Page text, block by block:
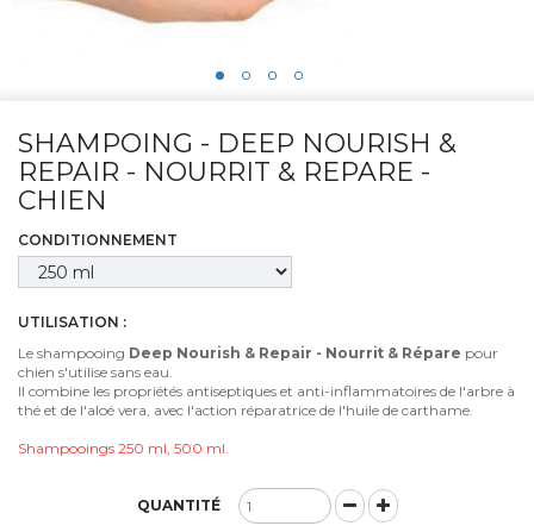
SHAMPOING - DEEP NOURISH &
REPAIR - NOURRIT & REPARE -
CHIEN
CONDITIONNEMENT
UTILISATION :
Le shampooing Deep Nourish & Repair - Nourrit & Répare pour
chien s'utilise sans eau.
Il combine les propriétés antiseptiques et anti-inflammatoires de l'arbre à
thé et de l'aloé vera, avec l'action réparatrice de l'huile de carthame.
Shampooings 250 ml, 500 ml.
QUANTITÉ